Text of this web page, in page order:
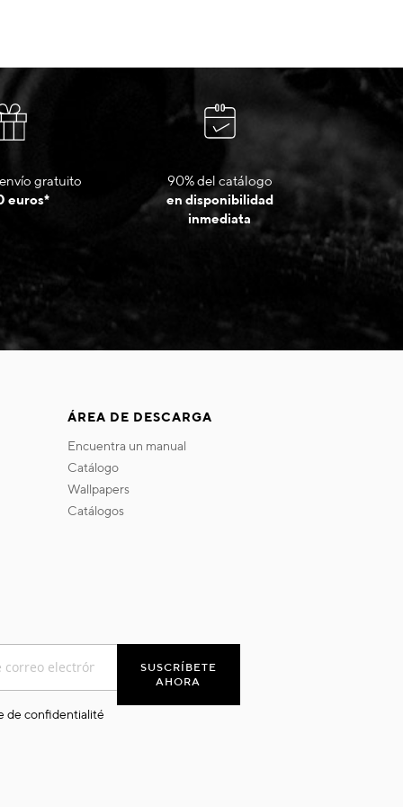
gratuito
euros*
90% del catálogo
en disponibilidad
inmediata
ÁREA DE DESCARGA
encuentra un manual
catálogo
wallpapers
catálogos
SUSCRÍBETE
AHORA
de confidentialité